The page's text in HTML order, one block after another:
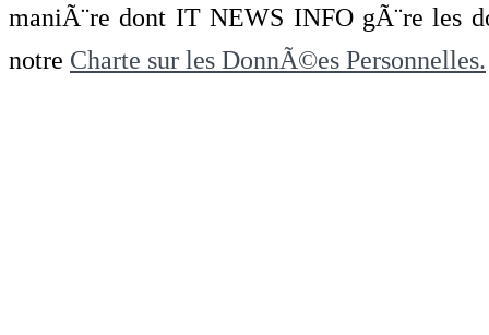
maniÃ¨re dont IT NEWS INFO gÃ¨re les
notre Charte sur les DonnÃ©es Personnelles.